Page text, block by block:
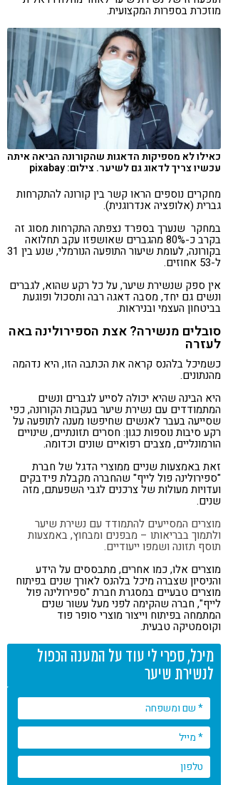
מוזכרת בספרות המקצועית.
כאילו לא מספיקות הדאגות שהקורונה הביאה איתה
עכשיו צריך לדאוג גם לשיער. צילום: pixabay
מחקרים נוספים הראו קשר בין קורונה להתקרחות
גברית (אלופציה אנדרוגנית).
במחקר שנערך בספרד נצפתה התקרחות מסוג זה
בקרב כ-80% מהגברים שאושפזו עקב תחלואה
בקורונה, לעומת שיעור התופעה הנורמלי, שנע בין 31
ל-53 אחוזים.
אין ספק שנשירת שיער, על כל רקע שהוא, לגברים
ונשים גם יחד, מסבה דאגה רבה ותסכול ופוגעת
בביטחון העצמי ובניראות.
סובלים מנשירה? אצת הספירולינה באה
לעזרה
כשמיכל בלהנס קראה את הכתבה הזו, היא נדהמה
מהנתונים.
היא הבינה שהיא יכולה לסייע לגברים ונשים
המתמודדים עם נשירת שיער בעקבות הקורונה, כפי
שסייעה בעבר לאנשים שחיפשו מענה לתופעה על
רקע סיבות נוספות כגון: חסרים תזונתיים, שינויים
הורמונליים, מצבים רפואיים שונים וכדומה.
זאת באמצעות שניים ממוצרי הדגל של חברת
"ספירולינה פול לייף" שהחברה מקבלת פידבקים
ועדויות מעולות של צרכנים לגבי השפעתם, מזה
שנים.
מוצרים המסייעים להתמודד עם נשירת שיער
ולתמוך בבריאותו – מבפנים ומבחוץ, באמצעות
תוסף תזונה ושמפו ייעודיים.
מוצרים אלו, כמו אחרים, מתבססים על הידע
והניסיון שצברה מיכל בלהנס לאורך שנים בפיתוח
מוצרים טבעיים במסגרת חברת "ספירולינה פול
לייף", חברה שהקימה לפני מעל עשור שנים
המתמחה בפיתוח וייצור מוצרי סופר פוד
וקוסמטיקה טבעית.
מיכל, ספרי לי עוד על המענה הכפול
לנשירת שיער